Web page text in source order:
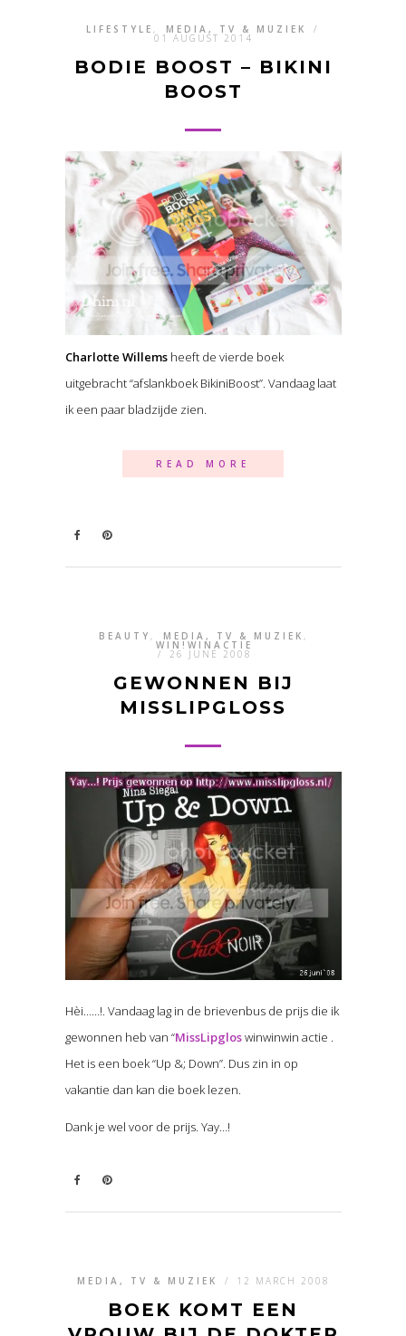
LIFESTYLE , MEDIA, TV & MUZIEK /
01 AUGUST 2014
BODIE BOOST – BIKINI
BOOST
Charlotte Willemsheeft de vierde boek
uitgebracht “afslankboek BikiniBoost”. Vandaag laat
ik een paar bladzijde zien.
READ MORE
BEAUTY , MEDIA, TV & MUZIEK ,
WIN!WINACTIE
/ 26 JUNE 2008
GEWONNEN BIJ
MISSLIPGLOSS
Hèi……!. Vandaag lag in de brievenbus de prijs die ik
gewonnen heb van “MissLipgloswinwinwin actie .
Het is een boek “Up &; Down”. Dus zin in op
vakantie dan kan die boek lezen.
Dank je wel voor de prijs. Yay…!
MEDIA, TV & MUZIEK / 12 MARCH 2008
BOEK KOMT EEN